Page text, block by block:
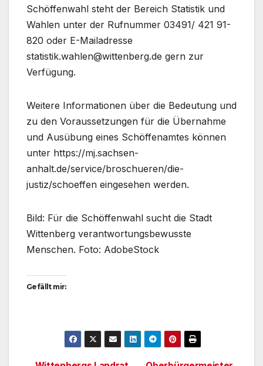
Schöffenwahl steht der Bereich Statistik und
Wahlen unter der Rufnummer 03491/ 421 91-
820 oder E-Mailadresse
statistik.wahlen@wittenberg.de gern zur
Verfügung.
Weitere Informationen über die Bedeutung und
zu den Voraussetzungen für die Übernahme
und Ausübung eines Schöffenamtes können
unter https://mj.sachsen-
anhalt.de/service/broschueren/die-
justiz/schoeffen eingesehen werden.
Bild: Für die Schöffenwahl sucht die Stadt
Wittenberg verantwortungsbewusste
Menschen. Foto: AdobeStock
Gefällt mir: